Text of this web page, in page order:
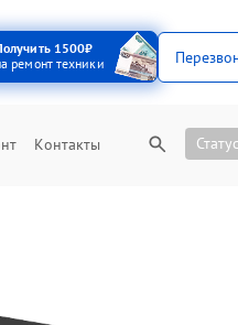
1500₽
ремонт техники
Контакты